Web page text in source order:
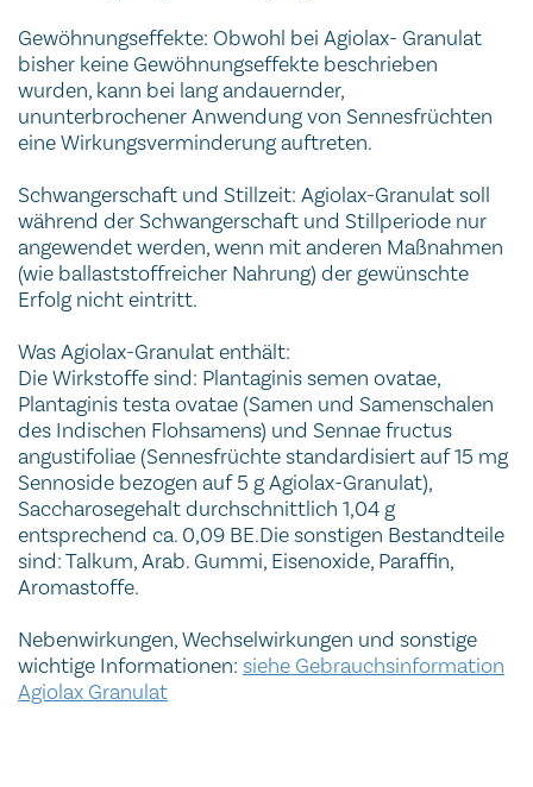
Gewöhnungseffekte: Obwohl bei Agiolax- Granulat
bisher keine Gewöhnungseffekte beschrieben
wurden, kann bei lang andauernder,
ununterbrochener Anwendung von Sennesfrüchten
eine Wirkungsverminderung auftreten.
Schwangerschaft und Stillzeit: Agiolax-Granulat soll
während der Schwangerschaft und Stillperiode nur
angewendet werden, wenn mit anderen Maßnahmen
(wie ballaststoffreicher Nahrung) der gewünschte
Erfolg nicht eintritt.
Was Agiolax-Granulat enthält:
Die Wirkstoffe sind: Plantaginis semen ovatae,
Plantaginis testa ovatae (Samen und Samenschalen
des Indischen Flohsamens) und Sennae fructus
angustifoliae (Sennesfrüchte standardisiert auf 15 mg
Sennoside bezogen auf 5 g Agiolax-Granulat),
Saccharosegehalt durchschnittlich 1,04 g
entsprechend ca. 0,09 BE.Die sonstigen Bestandteile
sind: Talkum, Arab. Gummi, Eisenoxide, Paraffin,
Aromastoffe.
Nebenwirkungen, Wechselwirkungen und sonstige
wichtige Informationen: siehe Gebrauchsinformation
Agiolax Granulat